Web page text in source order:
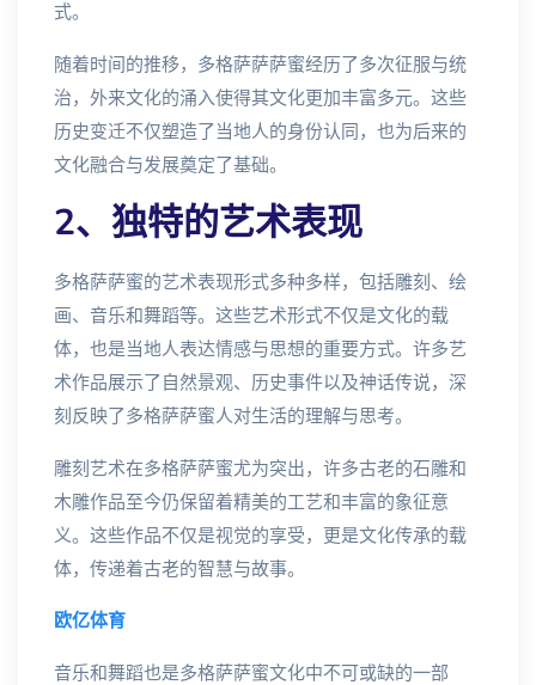
式。
随着时间的推移，多格萨萨萨蜜经历了多次征服与统
治，外来文化的涌入使得其文化更加丰富多元。这些
历史变迁不仅塑造了当地人的身份认同，也为后来的
文化融合与发展奠定了基础。
2、独特的艺术表现
多格萨萨蜜的艺术表现形式多种多样，包括雕刻、绘
画、音乐和舞蹈等。这些艺术形式不仅是文化的载
体，也是当地人表达情感与思想的重要方式。许多艺
术作品展示了自然景观、历史事件以及神话传说，深
刻反映了多格萨萨蜜人对生活的理解与思考。
雕刻艺术在多格萨萨蜜尤为突出，许多古老的石雕和
木雕作品至今仍保留着精美的工艺和丰富的象征意
义。这些作品不仅是视觉的享受，更是文化传承的载
体，传递着古老的智慧与故事。
欧亿体育
音乐和舞蹈也是多格萨萨蜜文化中不可或缺的一部